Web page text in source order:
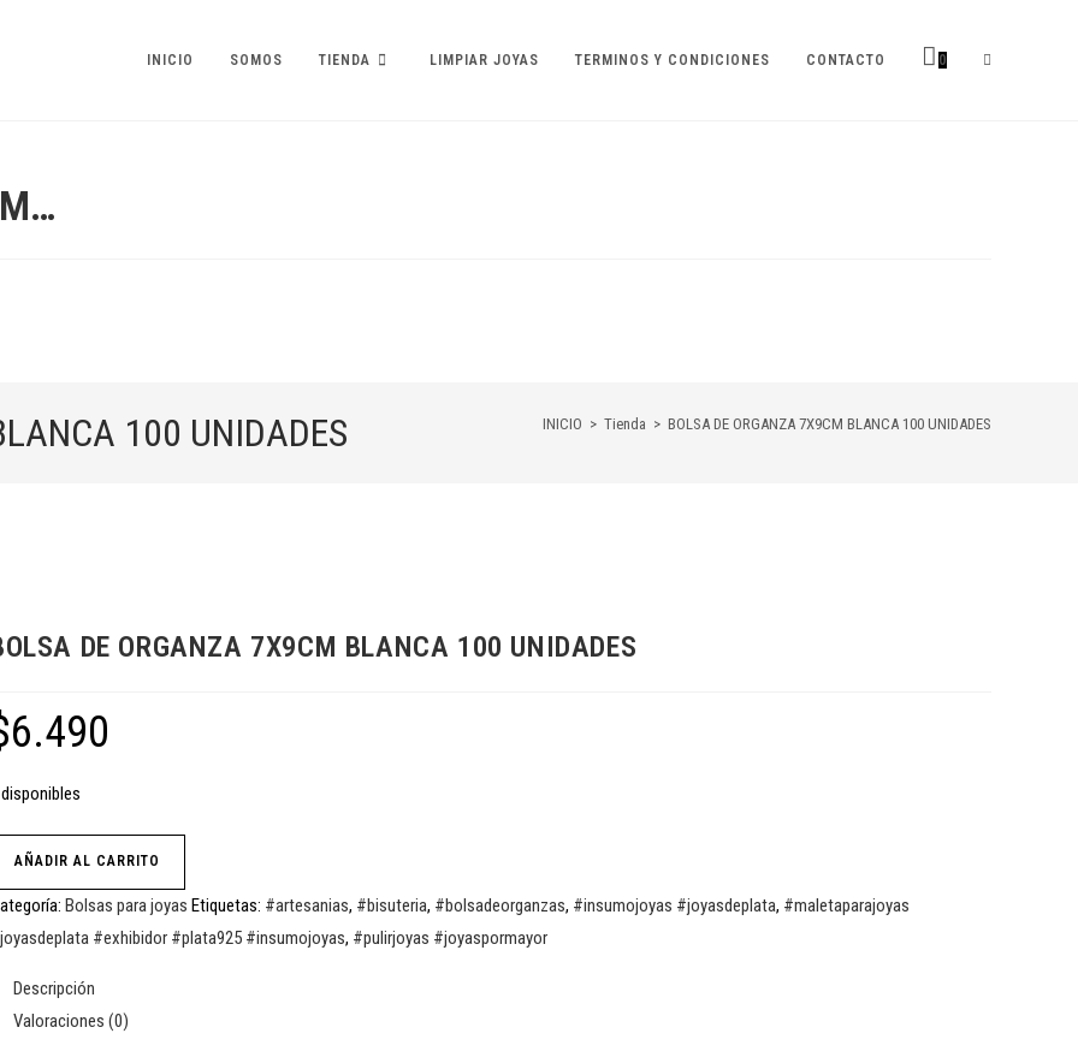
INICIO SOMOS TIENDA LIMPIAR JOYAS TERMINOS Y CONDICIONES CONTACTO 0
100 UNIDADES INICIO > Tienda > BOLSA DE ORGANZA 7X9CM BLANCA 100 UNIDADES
DE ORGANZA 7X9CM BLANCA 100 UNIDADES
6.490
AÑADIR AL CARRITO
Bolsas para joyas Etiquetas: #artesanias, #bisuteria, #bolsadeorganzas, #insumojoyas #joyasdeplata, #maletaparajoyas
#exhibidor #plata925 #insumojoyas, #pulirjoyas #joyaspormayor
Descripción
Valoraciones (0)